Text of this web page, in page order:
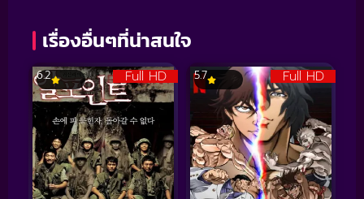
เรื่องอื่นๆที่น่าสนใจ
Full HD
6.2 Full HD
5.7